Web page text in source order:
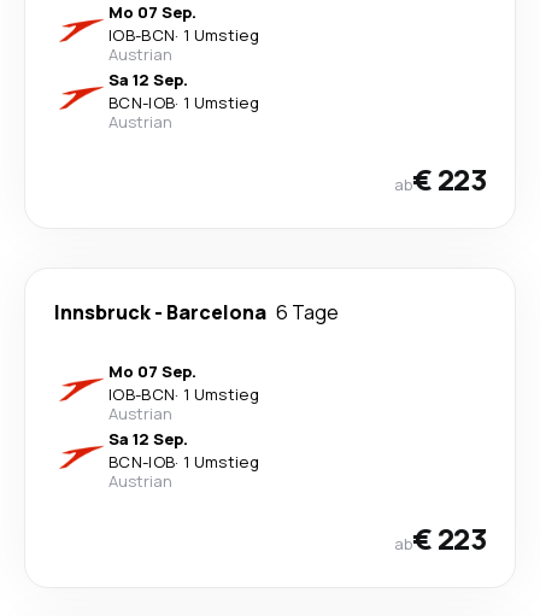
Mo 07 Sep.
IOB-BCN· 1 Umstieg
Austrian
Sa 12 Sep.
BCN-IOB· 1 Umstieg
Austrian
ab€ 223
Innsbruck- Barcelona 6 Tage
Mo 07 Sep.
IOB-BCN· 1 Umstieg
Austrian
Sa 12 Sep.
BCN-IOB· 1 Umstieg
Austrian
ab€ 223